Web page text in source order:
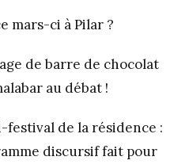
mars-ci à Pilar ?
de barre de chocolat
au débat !
festival de la résidence :
discursif fait pour